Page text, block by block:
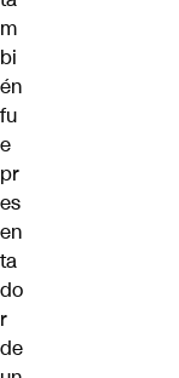
m
bi
én
fu
e
pr
es
en
ta
do
r
de